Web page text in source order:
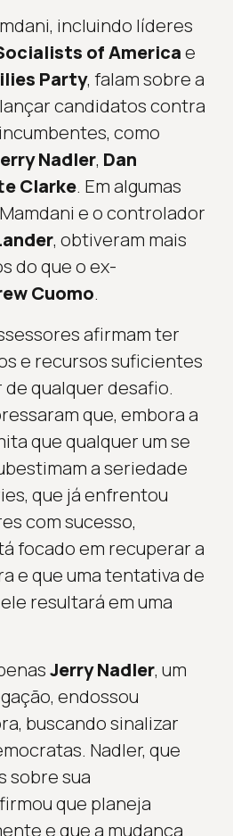
incluindo líderes
of Americae
Party, falam sobre a
candidatos contra
como
Nadler, Dan
Clarke. Em algumas
e o controlador
, obtiveram mais
do que o ex-
Cuomo.
afirmam ter
e recursos suficientes
qualquer desafio.
que, embora a
que qualquer um se
a seriedade
que já enfrentou
com sucesso,
focado em recuperar a
e que uma tentativa de
resultará em uma
Jerry Nadler, um
endossou
buscando sinalizar
Nadler, que
sobre sua
que planeja
e que a mudança